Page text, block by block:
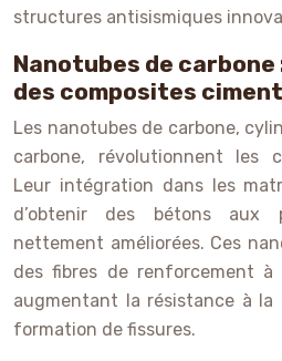
structures antisismiques
Nanotubes de
des composites
Les nanotubes de carbone,
carbone, révolutionnent les
Leur intégration dans les
d’obtenir des bétons aux
nettement améliorées. Ces
des fibres de renforcement à
augmentant la résistance à
formation de fissures.